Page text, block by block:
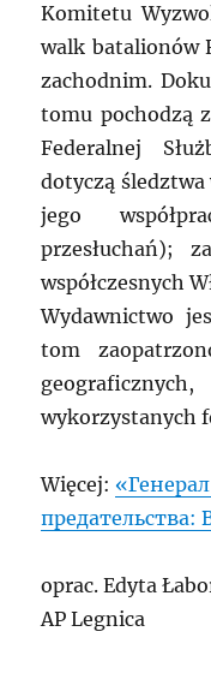
Komitetu
walk batalionów
zachodnim.
tomu pochodzą
Federalnej
dotyczą śledztwa
jego
przesłuchań);
współczesnych
Wydawnictwo
tom
wykorzystanych
Więcej:
предательства:
oprac. Edyta
AP Legnica